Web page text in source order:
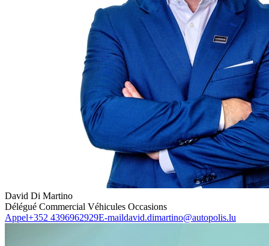
David Di Martino
Délégué Commercial Véhicules Occasions
Appel+352 4396962929E-maildavid.dimartino@autopolis.lu